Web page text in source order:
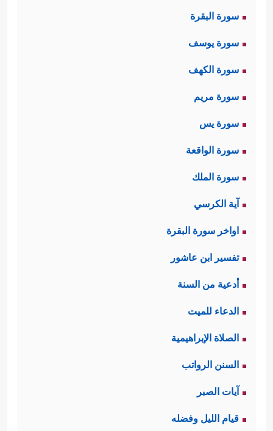
سورة البقرة
سورة يوسف
سورة الكهف
سورة مريم
سورة يس
سورة الواقعة
سورة الملك
آية الكرسي
اواخر سورة البقرة
تفسير ابن عاشور
أدعية من السنة
الدعاء للميت
الصلاة الإبراهيمية
السنن الرواتب
آيات الصبر
قيام الليل وفضله